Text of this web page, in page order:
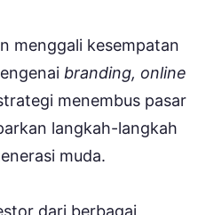
menggali kesempatan
branding, online
menembus pasar
langkah-langkah
muda.
dari berbagai